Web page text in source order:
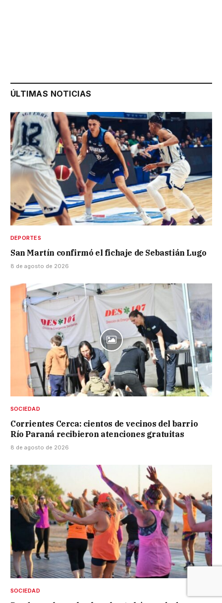
ÚLTIMAS NOTICIAS
DEPORTES
San Martín confirmó el fichaje de Sebastián Lugo
8 de agosto de 2026
SOCIEDAD
Corrientes Cerca: cientos de vecinos del barrio
Río Paraná recibieron atenciones gratuitas
8 de agosto de 2026
SOCIEDAD